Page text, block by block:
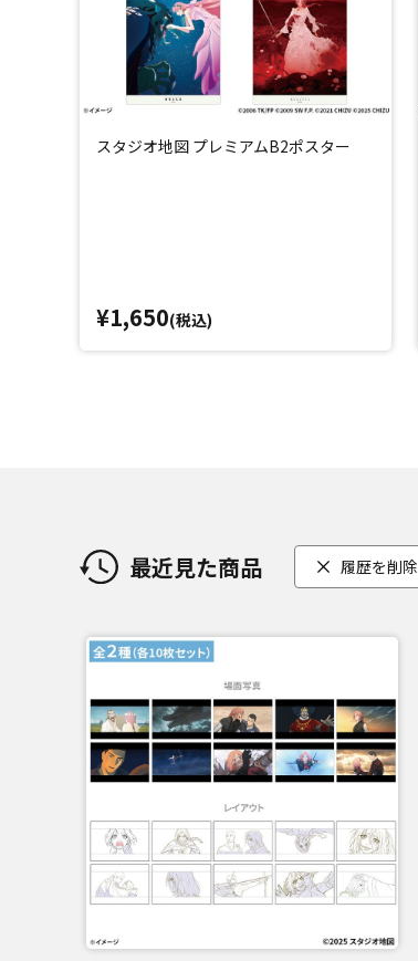
スタジオ地図 プレミアムB2ポスター
¥1,650(税込)
最近見た商品 履歴を削除